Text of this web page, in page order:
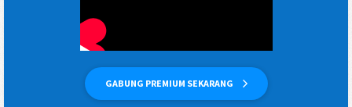
GABUNG PREMIUM SEKARANG